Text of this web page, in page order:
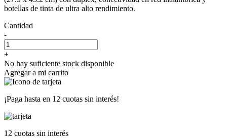
botellas de tinta de ultra alto rendimiento.
Cantidad
-
+
No hay suficiente stock disponible
Agregar a mi carrito
¡Paga hasta en 12 cuotas sin interés!
12 cuotas sin interés